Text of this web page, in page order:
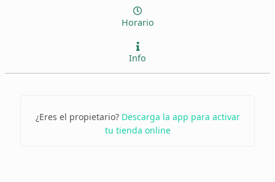
Horario
Info
¿Eres el propietario? Descarga la app para activar
tu tienda online